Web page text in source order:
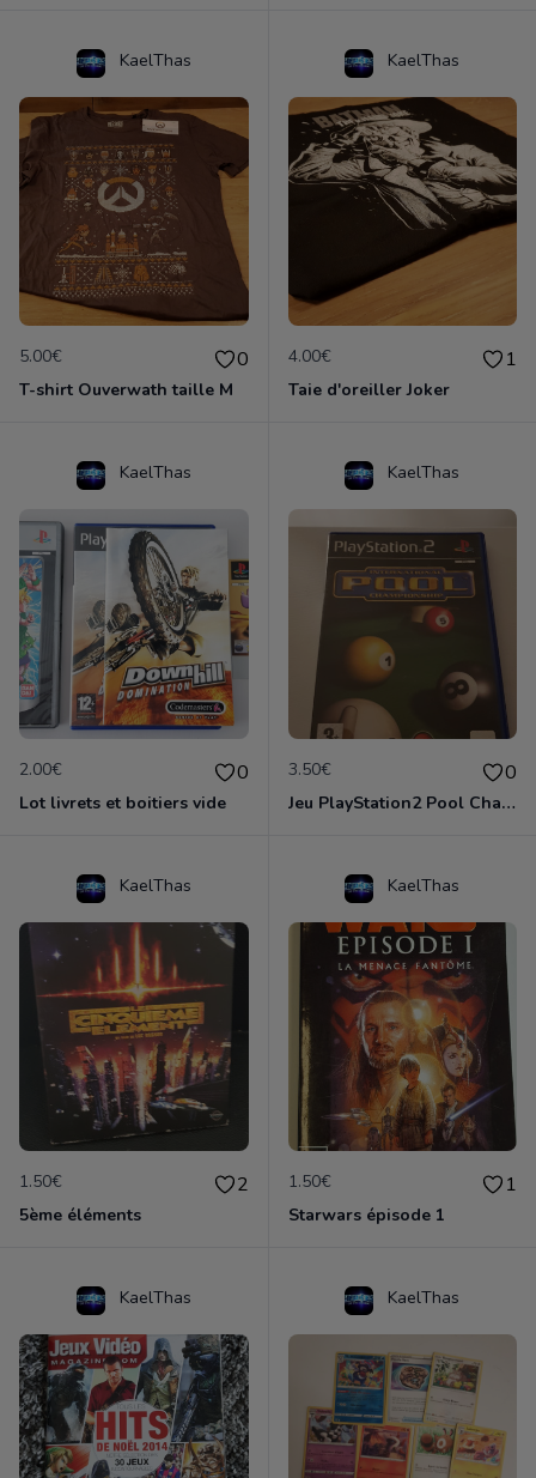
KaelThas
5.00€ 0
T-shirt Ouverwath taille M
KaelThas
4.00€ 1
Taie d'oreiller Joker
KaelThas
2.00€ 0
Lot livrets et boitiers vide
KaelThas
3.50€ 0
Jeu PlayStation2 Pool Championship
KaelThas
1.50€ 2
5ème éléments
KaelThas
1.50€ 1
Starwars épisode 1
KaelThas KaelThas